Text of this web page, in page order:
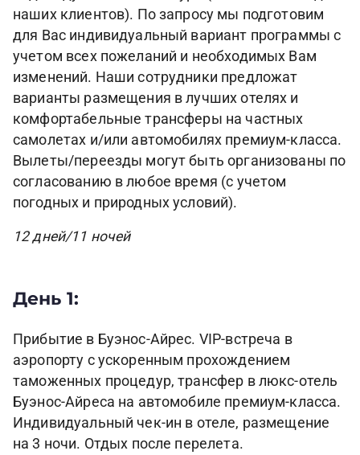
наших клиентов). По запросу мы подготовим
для Вас индивидуальный вариант программы с
учетом всех пожеланий и необходимых Вам
изменений. Наши сотрудники предложат
варианты размещения в лучших отелях и
комфортабельные трансферы на частных
самолетах и/или автомобилях премиум-класса.
Вылеты/переезды могут быть организованы по
согласованию в любое время (с учетом
погодных и природных условий).
12 дней/11 ночей
День 1:
Прибытие в Буэнос-Айрес. VIP-встреча в
аэропорту с ускоренным прохождением
таможенных процедур, трансфер в люкс-отель
Буэнос-Айреса на автомобиле премиум-класса.
Индивидуальный чек-ин в отеле, размещение
на 3 ночи. Отдых после перелета.